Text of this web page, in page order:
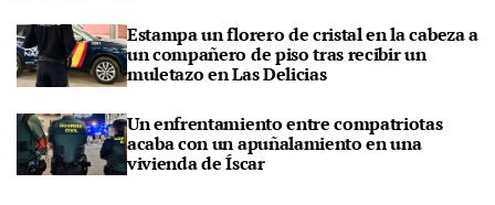
Estampa un florero de cristal en la cabeza a
un compañero de piso tras recibir un
muletazo en Las Delicias
Un enfrentamiento entre compatriotas
acaba con un apuñalamiento en una
vivienda de Íscar